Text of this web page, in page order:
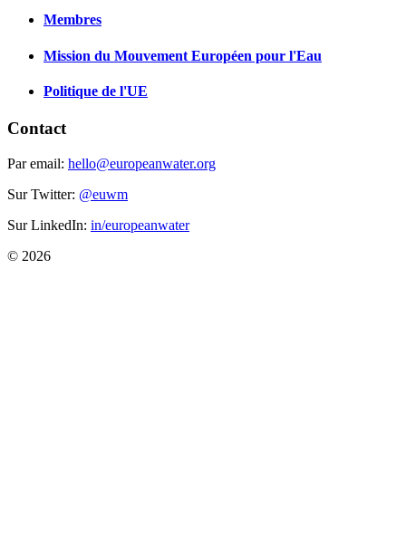
Membres
Mission du Mouvement Européen pour l'Eau
Politique de l'UE
Contact
Par email: hello@europeanwater.org
Sur Twitter: @euwm
Sur LinkedIn: in/europeanwater
© 2026